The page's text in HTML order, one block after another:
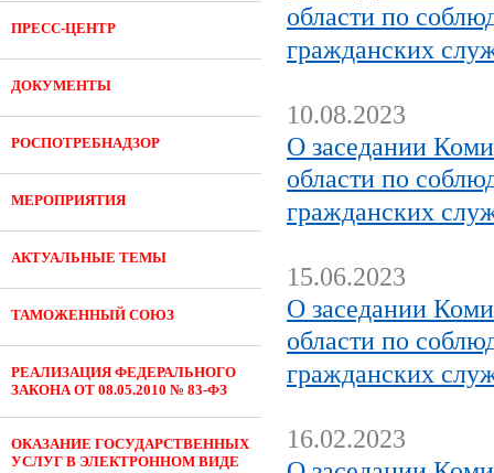
ПРЕСС-ЦЕНТР
ДОКУМЕНТЫ
РОСПОТРЕБНАДЗОР
МЕРОПРИЯТИЯ
АКТУАЛЬНЫЕ ТЕМЫ
ТАМОЖЕННЫЙ СОЮЗ
РЕАЛИЗАЦИЯ ФЕДЕРАЛЬНОГО
ЗАКОНА ОТ 08.05.2010 № 83-ФЗ
ОКАЗАНИЕ ГОСУДАРСТВЕННЫХ
УСЛУГ В ЭЛЕКТРОННОМ ВИДЕ
области по
гражданских
10.08.2023
О заседании
области по
гражданских
15.06.2023
О заседании
области по
гражданских
16.02.2023